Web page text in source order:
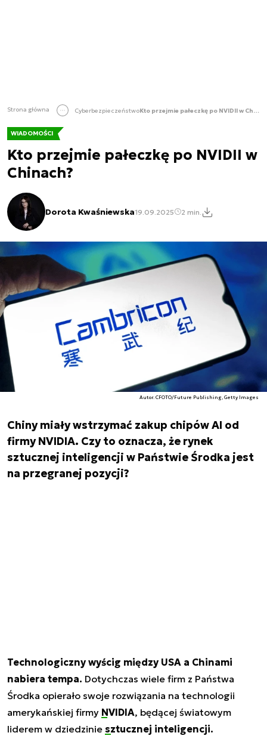
Strona główna Cyberbezpieczeństwo Kto przejmie pałeczkę po NVIDII w Chinach?
WIADOMOŚCI
Kto przejmie pałeczkę po NVIDII w
Chinach?
Dorota Kwaśniewska19.09.2025 2 min.
Autor. CFOTO/Future Publishing, Getty Images
Chiny miały wstrzymać zakup chipów AI od
firmy NVIDIA. Czy to oznacza, że rynek
sztucznej inteligencji w Państwie Środka jest
na przegranej pozycji?
Technologiczny wyścig między USA a Chinami
nabiera tempa. Dotychczas wiele firm z Państwa
Środka opierało swoje rozwiązania na technologii
amerykańskiej firmy NVIDIA, będącej światowym
liderem w dziedzinie sztucznej inteligencji.